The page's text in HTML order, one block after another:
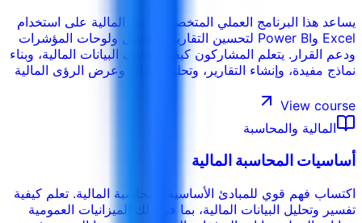
يساعد هذا البرنامج العملي المتخصصين في المالية على استخدام
Excel وPower BI لتحسين التقارير والتحليل ولوحات المؤشرات
ودعم القرار. يتعلم المشاركون كيفية تنظيف البيانات المالية، وبناء
نماذج مفيدة، وإنشاء التقارير، وتحليل الأداء، وعرض الرؤى المالية
View course
المالية والمحاسبة
أساسيات المحاسبة المالية
اكتساب فهم قوي للمبادئ الأساسية للمحاسبة المالية. تعلم كيفية
تفسير وتحليل البيانات المالية، بما في ذلك الميزانيات العمومية